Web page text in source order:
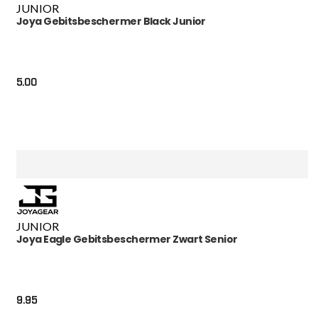
JUNIOR
Joya Gebitsbeschermer Black Junior
5.00
JUNIOR
Joya Eagle Gebitsbeschermer Zwart Senior
9.95